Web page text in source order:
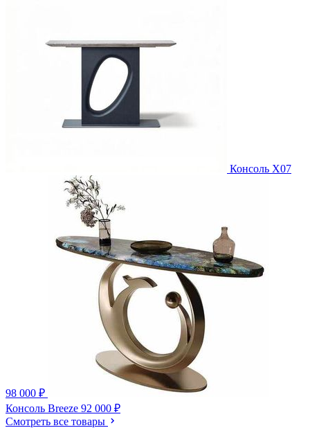
Консоль X07
98 000 ₽
Консоль Breeze 92 000 ₽
Смотреть все товары